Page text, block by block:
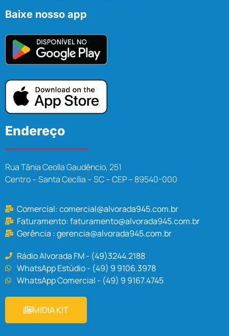
Baixe nosso app
Endereço
Rua Tânia Ceolla Gaudêncio, 251
Centro – Santa Cecília – SC – CEP – 89540-000
Comercial:comercial@alvorada945.com.br
Faturamento:faturamento@alvorada945.com.br
Gerência :gerencia@alvorada945.com.br
Rádio Alvorada FM - (49)3244.2188
WhatsApp Estúdio - (49) 9 9106.3978
WhatsApp Comercial - (49) 9 9167.4745
MIDIA KIT